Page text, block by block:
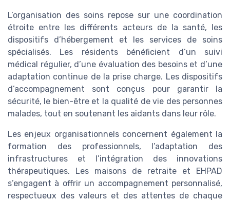
L’organisation des soins repose sur une coordination
étroite entre les différents acteurs de la santé, les
dispositifs d’hébergement et les services de soins
spécialisés. Les résidents bénéficient d’un suivi
médical régulier, d’une évaluation des besoins et d’une
adaptation continue de la prise charge. Les dispositifs
d’accompagnement sont conçus pour garantir la
sécurité, le bien-être et la qualité de vie des personnes
malades, tout en soutenant les aidants dans leur rôle.
Les enjeux organisationnels concernent également la
formation des professionnels, l’adaptation des
infrastructures et l’intégration des innovations
thérapeutiques. Les maisons de retraite et EHPAD
s’engagent à offrir un accompagnement personnalisé,
respectueux des valeurs et des attentes de chaque